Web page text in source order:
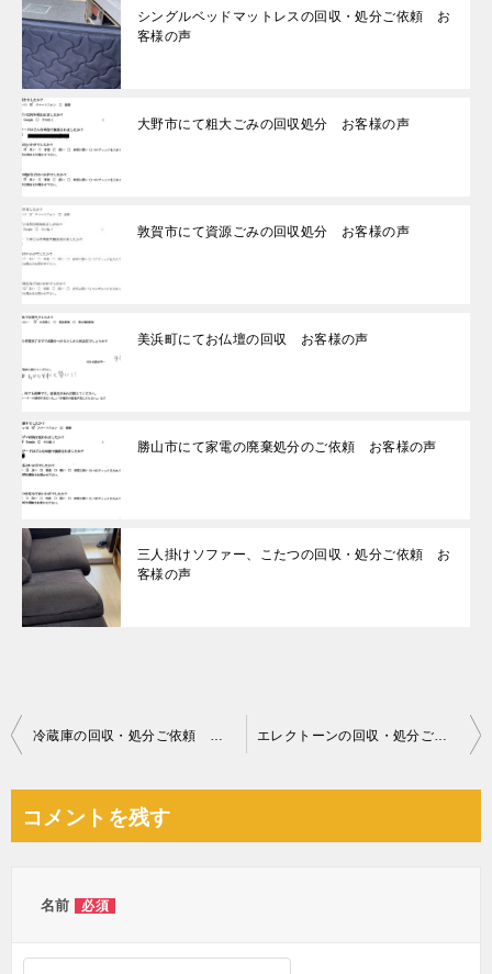
シングルベッドマットレスの回収・処分ご依頼 お
客様の声
大野市にて粗大ごみの回収処分 お客様の声
敦賀市にて資源ごみの回収処分 お客様の声
美浜町にてお仏壇の回収 お客様の声
勝山市にて家電の廃棄処分のご依頼 お客様の声
三人掛けソファー、こたつの回収・処分ご依頼 お
客様の声
投
ビ
冷蔵庫の回収・処分ご依頼 お客様の声 エレクトーンの回収・処分ご依頼 お客様の声
コメントを残す
名前 必須